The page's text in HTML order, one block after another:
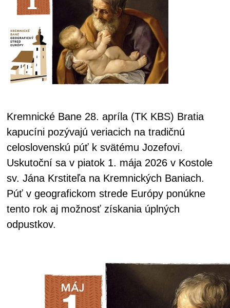
Kremnické Bane 28. apríla (TK KBS) Bratia
kapucíni pozývajú veriacich na tradičnú
celoslovenskú púť k svätému Jozefovi.
Uskutoční sa v piatok 1. mája 2026 v Kostole
sv. Jána Krstiteľa na Kremnických Baniach.
Púť v geografickom strede Európy ponúkne
tento rok aj možnosť získania úplných
odpustkov.